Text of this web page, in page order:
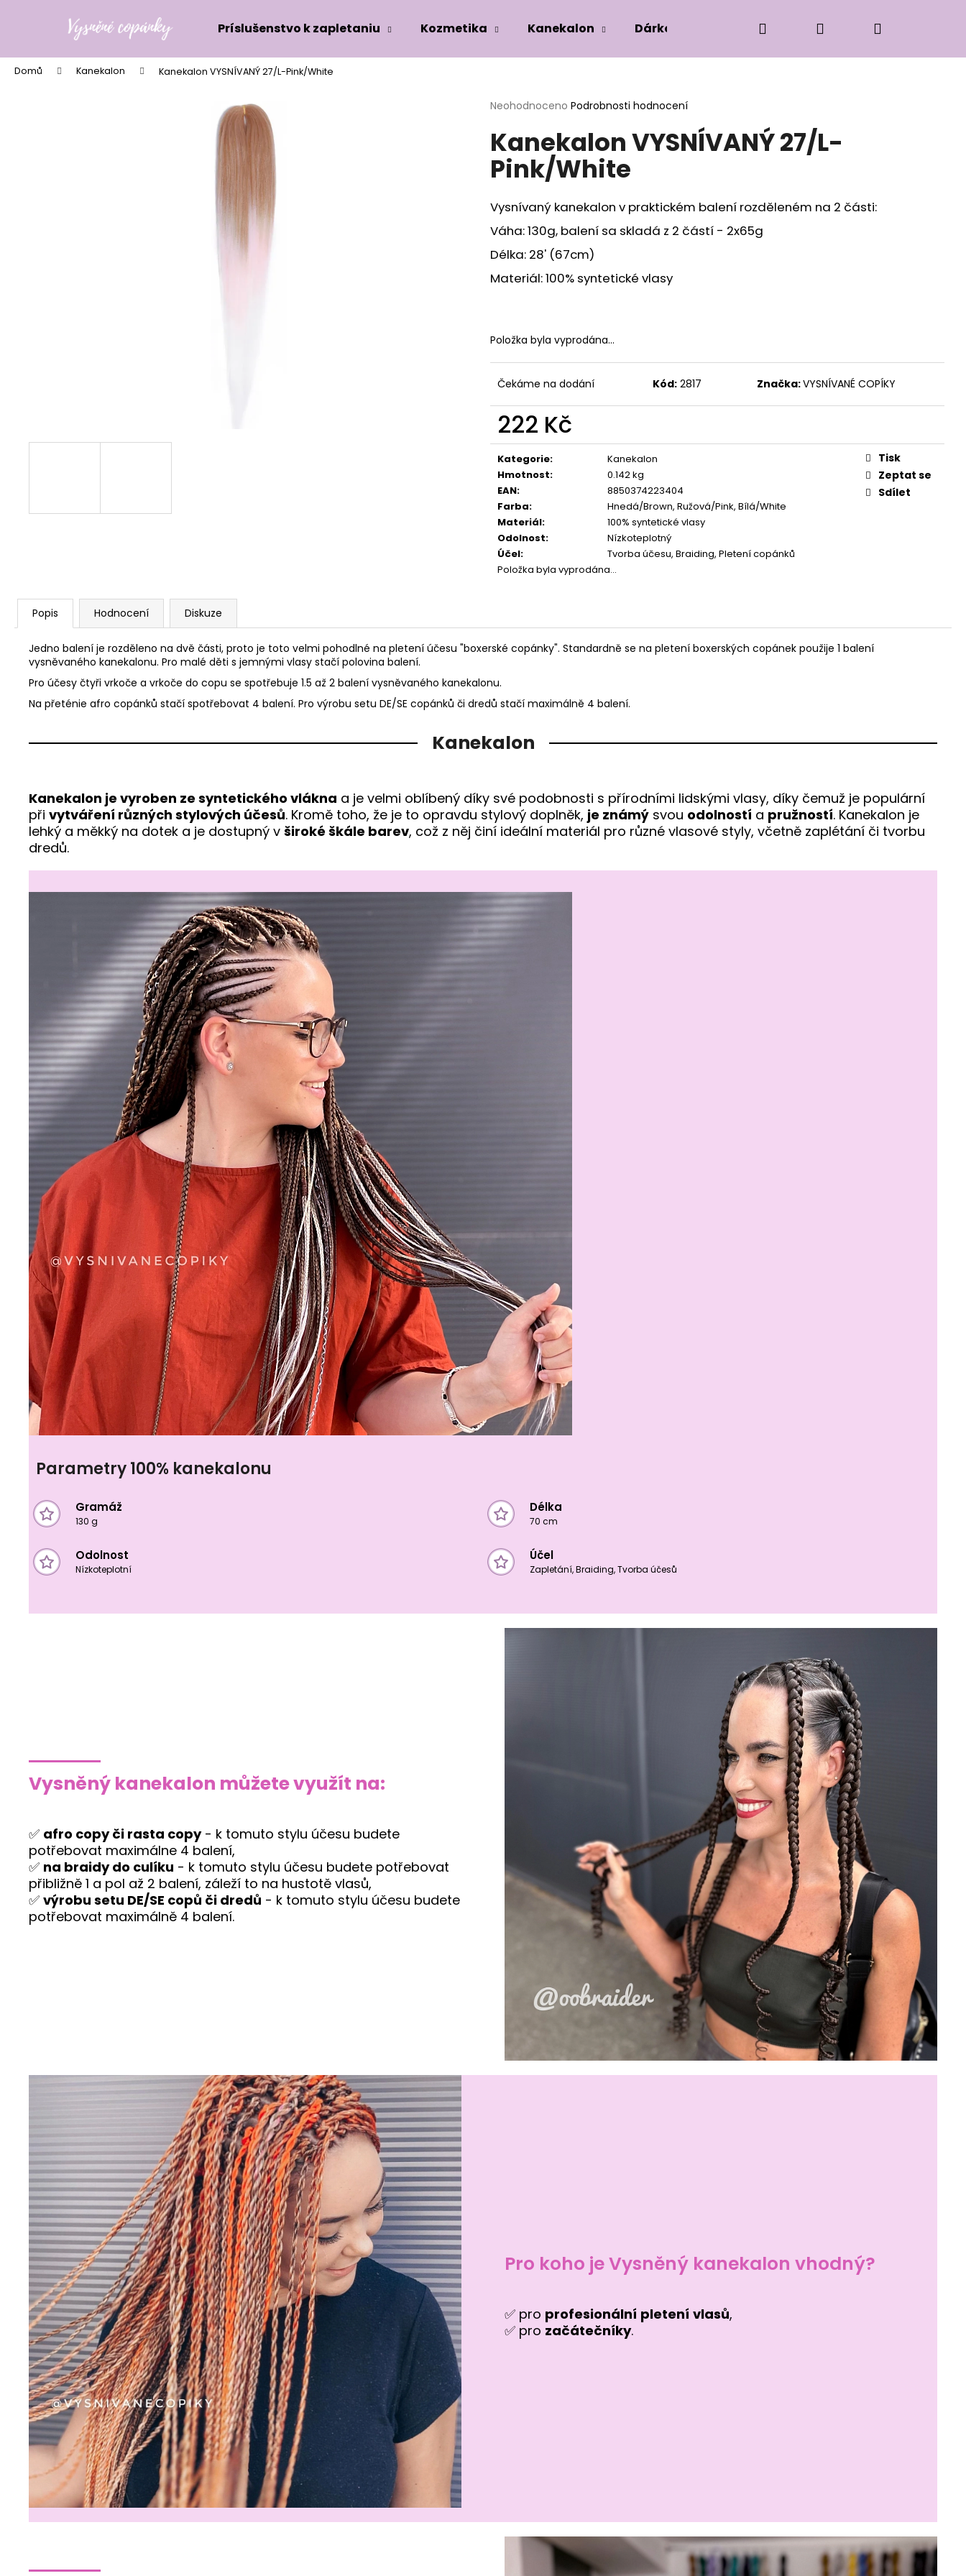
Príslušenstvo k zapletaniu Kozmetika Kanekalon Dárková edice Příslušenství k zaplétání
Přihlášení
Domů Kanekalon Kanekalon VYSNÍVANÝ 27/L-Pink/White
Průměrné
produktu
je
0,0
hvězdiček.
Neohodnoceno Podrobnosti hodnocení
Kanekalon VYSNÍVANÝ 27/L-
Pink/White
Vysnívaný kanekalon v praktickém balení rozděleném na 2 části:
Váha: 130g, balení sa skladá z 2 částí - 2x65g
Délka: 28' (67cm)
Materiál: 100% syntetické vlasy
Položka byla vyprodána…
Čekáme na dodání Kód: 2817 Značka:VYSNÍVANÉ COPÍKY
222 Kč
Měrná
cena:
Kategorie:
Kanekalon
Hmotnost:
0.142 kg
EAN:
8850374223404
Farba:
Hnedá/Brown, Ružová/Pink, Bílá/White
Materiál:
100% syntetické vlasy
Odolnost:
Nízkoteplotný
Účel:
Tvorba účesu, Braiding, Pletení copánků
Položka byla vyprodána…
Tisk
Zeptat se
Sdílet
Popis Hodnocení Diskuze
Jedno balení je rozděleno na dvě části, proto je toto velmi pohodlné na pletení účesu "boxerské copánky". Standardně se na pletení boxerských copánek použije 1 balení
vysněvaného kanekalonu. Pro malé děti s jemnými vlasy stačí polovina balení.
Pro účesy čtyři vrkoče a vrkoče do copu se spotřebuje 1.5 až 2 balení vysněvaného kanekalonu.
Na přeténie afro copánků stačí spotřebovat 4 balení. Pro výrobu setu DE/SE copánků či dredů stačí maximálně 4 balení.
Kanekalon
Kanekalon je vyroben ze syntetického vlákna a je velmi oblíbený díky své podobnosti s přírodními lidskými vlasy, díky čemuž je populární
při vytváření různých stylových účesů. Kromě toho, že je to opravdu stylový doplněk, je známý svou odolností a pružností. Kanekalon je
lehký a měkký na dotek a je dostupný v široké škále barev, což z něj činí ideální materiál pro různé vlasové styly, včetně zaplétání či tvorbu
dredů.
Parametry 100% kanekalonu
Gramáž
130 g
Délka
70 cm
Odolnost
Nízkoteplotní
Účel
Zapletání, Braiding, Tvorba účesů
Vysněný kanekalon můžete využít na:
✅ afro copy či rasta copy- k tomuto stylu účesu budete
potřebovat maximálne 4 balení,
✅ na braidy do culíku - k tomuto stylu účesu budete potřebovat
přibližně 1 a pol až 2 balení, záleží to na hustotě vlasů,
✅ výrobu setu DE/SE copů či dredů - k tomuto stylu účesu budete
potřebovat maximálně 4 balení.
Pro koho je Vysněný kanekalon vhodný?
✅ pro profesionální pletení vlasů,
✅ pro začátečníky.
í
Zpět
do
obchodu
Zpět
do
obchodu
Co potřebujete najít?
HLEDAT